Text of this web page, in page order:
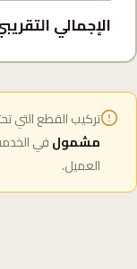
الإجمالي
تركيب القطع التي
مشمولفي
العميل.